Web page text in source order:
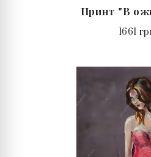
Принт "В
1661